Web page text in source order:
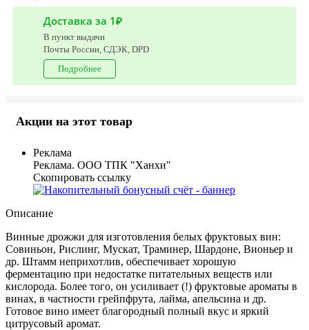
Доставка за 1₽
В пункт выдачи
Почты России, СДЭК, DPD
Подробнее
Акции на этот товар
Реклама
Реклама. ООО ТПК "Ханхи"
Скопировать ссылку
Описание
Винные дрожжи для изготовления белых фруктовых вин:
Совиньон, Рислинг, Мускат, Траминер, Шардоне, Вионьер и
др. Штамм неприхотлив, обеспечивает хорошую
ферментацию при недостатке питательных веществ или
кислорода. Более того, он усиливает (!) фруктовые ароматы в
винах, в частности грейпфрута, лайма, апельсина и др.
Готовое вино имеет благородный полный вкус и яркий
цитрусовый аромат.